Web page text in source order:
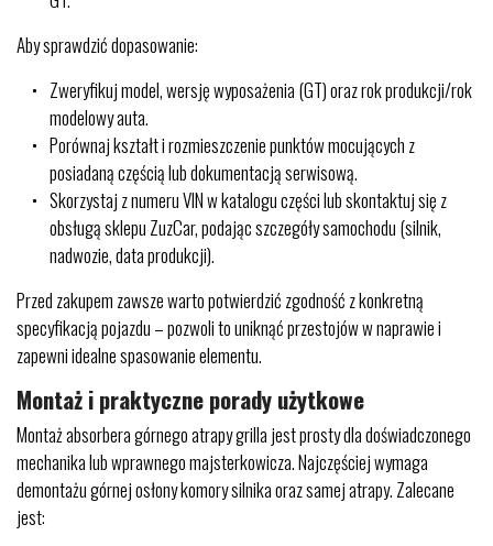
Aby sprawdzić dopasowanie:
Zweryfikuj model, wersję wyposażenia (GT) oraz rok produkcji/rok
modelowy auta.
Porównaj kształt i rozmieszczenie punktów mocujących z
posiadaną częścią lub dokumentacją serwisową.
Skorzystaj z numeru VIN w katalogu części lub skontaktuj się z
obsługą sklepu ZuzCar, podając szczegóły samochodu (silnik,
nadwozie, data produkcji).
Przed zakupem zawsze warto potwierdzić zgodność z konkretną
specyfikacją pojazdu – pozwoli to uniknąć przestojów w naprawie i
zapewni idealne spasowanie elementu.
Montaż i praktyczne porady użytkowe
Montaż absorbera górnego atrapy grilla jest prosty dla doświadczonego
mechanika lub wprawnego majsterkowicza. Najczęściej wymaga
demontażu górnej osłony komory silnika oraz samej atrapy. Zalecane
jest: